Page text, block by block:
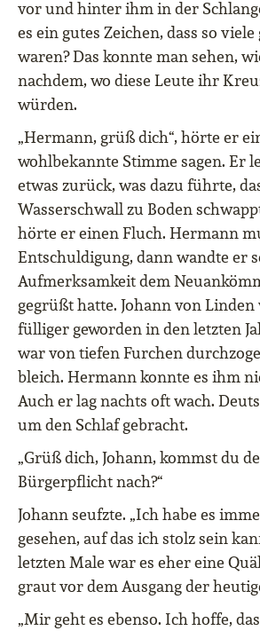
vor und hinter ihm in der
es ein gutes Zeichen, dass so
waren? Das konnte man sehen,
nachdem, wo diese Leute ihr
würden.
„Hermann, grüß dich“, hörte er
wohlbekannte Stimme sagen. Er
etwas zurück, was dazu führte,
Wasserschwall zu Boden
hörte er einen Fluch. Hermann
Entschuldigung, dann wandte er
Aufmerksamkeit dem
gegrüßt hatte. Johann von
fülliger geworden in den letzten
war von tiefen Furchen
bleich. Hermann konnte es ihm
Auch er lag nachts oft wach.
um den Schlaf gebracht.
„Grüß dich, Johann, kommst du
Bürgerpflicht nach?“
Johann seufzte. „Ich habe es
gesehen, auf das ich stolz sein
letzten Male war es eher eine
graut vor dem Ausgang der
„Mir geht es ebenso. Ich hoffe,